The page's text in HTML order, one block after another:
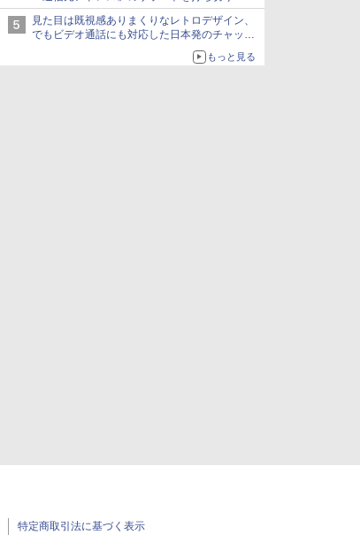
【やじうまWatch】
見た目は既視感ありまくりなレトロデザイン、
でもビデオ通話にも対応した日本発のチャット
もっと見る
特定商取引法に基づく表示